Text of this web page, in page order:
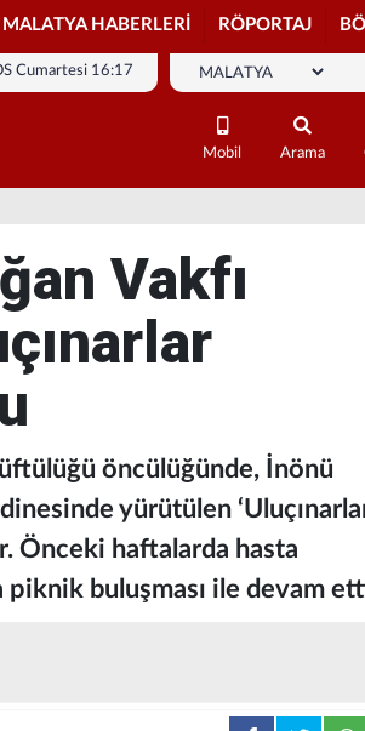
MALATYA HABERLERİ RÖPORTAJ
Cumartesi 16:17
Mobil Arama
Vakfı
öncülüğünde, İnönü
yürütülen
Önceki haftalarda hasta
buluşması ile devam